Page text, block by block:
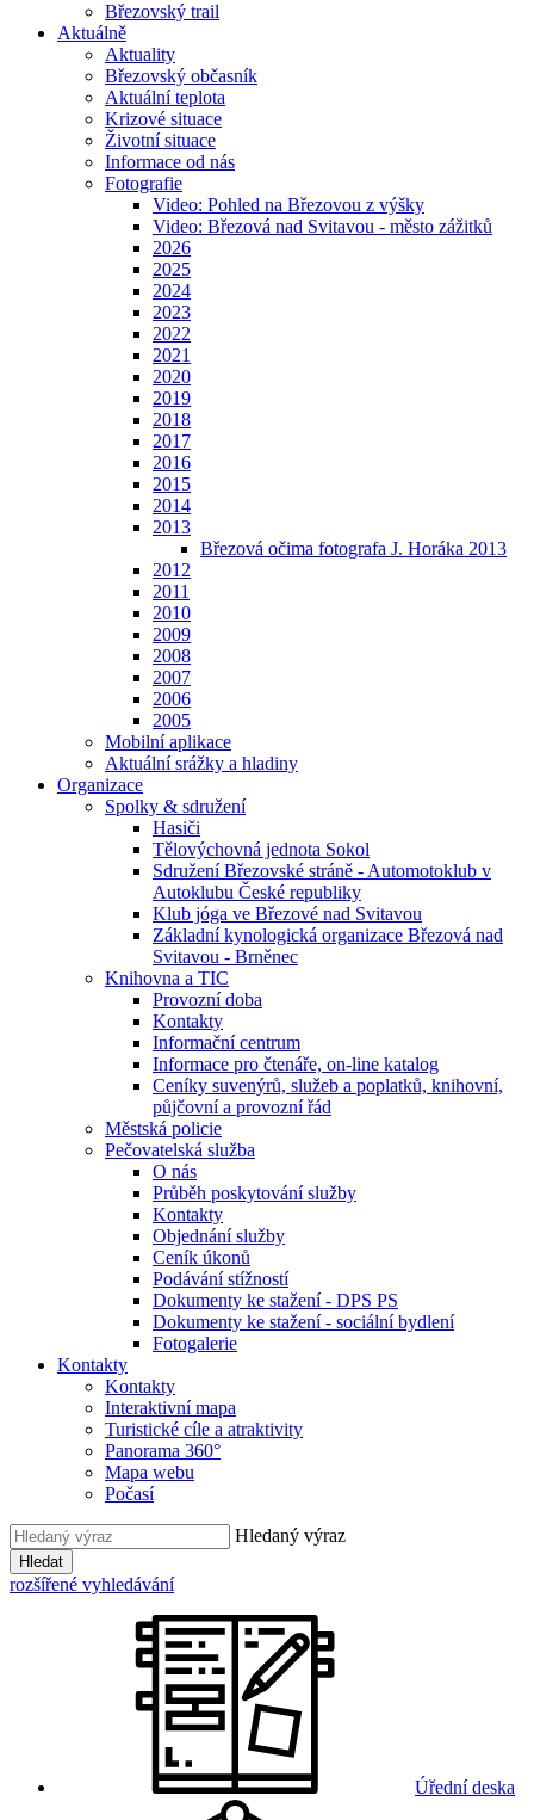
Březovský trail
Aktuálně
Aktuality
Březovský občasník
Aktuální teplota
Krizové situace
Životní situace
Informace od nás
Fotografie
Video: Pohled na Březovou z výšky
Video: Březová nad Svitavou - město zážitků
2026
2025
2024
2023
2022
2021
2020
2019
2018
2017
2016
2015
2014
2013
Březová očima fotografa J. Horáka 2013
2012
2011
2010
2009
2008
2007
2006
2005
Mobilní aplikace
Aktuální srážky a hladiny
Organizace
Spolky & sdružení
Hasiči
Tělovýchovná jednota Sokol
Sdružení Březovské stráně - Automotoklub v
Autoklubu České republiky
Klub jóga ve Březové nad Svitavou
Základní kynologická organizace Březová nad
Svitavou - Brněnec
Knihovna a TIC
Provozní doba
Kontakty
Informační centrum
Informace pro čtenáře, on-line katalog
Ceníky suvenýrů, služeb a poplatků, knihovní,
půjčovní a provozní řád
Městská policie
Pečovatelská služba
O nás
Průběh poskytování služby
Kontakty
Objednání služby
Ceník úkonů
Podávání stížností
Dokumenty ke stažení - DPS PS
Dokumenty ke stažení - sociální bydlení
Fotogalerie
Kontakty
Kontakty
Interaktivní mapa
Turistické cíle a atraktivity
Panorama 360°
Mapa webu
Počasí
Hledaný výraz
Hledat
rozšířené vyhledávání
Úřední deska